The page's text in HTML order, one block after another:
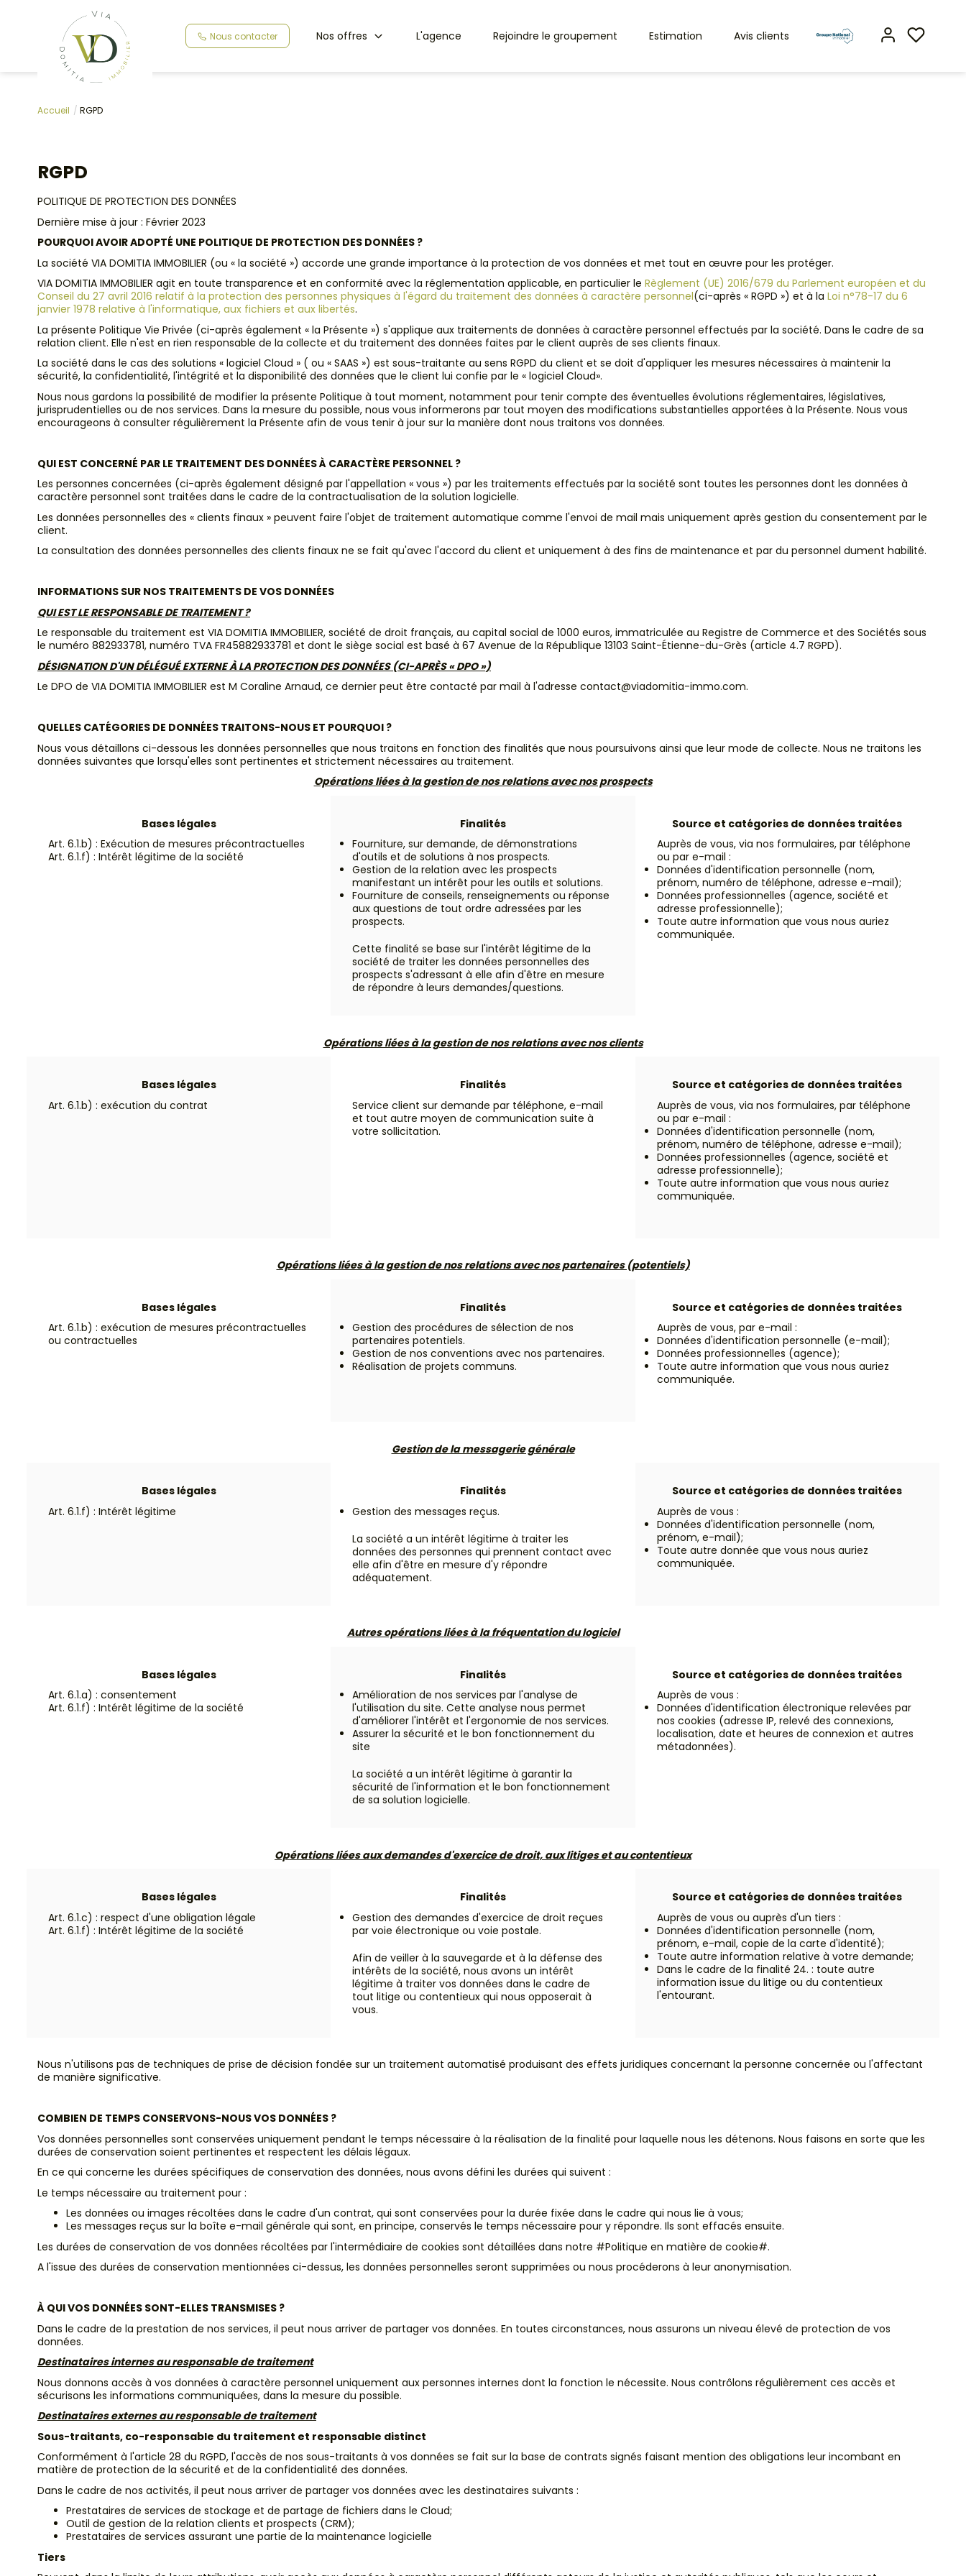
Nous contacter Nos offres L'agence Rejoindre le groupement Estimation Avis clients
Accueil RGPD
RGPD
POLITIQUE DE PROTECTION DES DONNÉES
Dernière mise à jour : Février 2023
POURQUOI AVOIR ADOPTÉ UNE POLITIQUE DE PROTECTION DES DONNÉES ?
La société VIA DOMITIA IMMOBILIER (ou « la société ») accorde une grande importance à la protection de vos données et met tout en œuvre pour les protéger.
VIA DOMITIA IMMOBILIER agit en toute transparence et en conformité avec la réglementation applicable, en particulier le Règlement (UE) 2016/679 du Parlement européen et du
Conseil du 27 avril 2016 relatif à la protection des personnes physiques à l'égard du traitement des données à caractère personnel(ci-après « RGPD ») et à la Loi n°78-17 du 6
janvier 1978 relative à l'informatique, aux fichiers et aux libertés.
La présente Politique Vie Privée (ci-après également « la Présente ») s'applique aux traitements de données à caractère personnel effectués par la société. Dans le cadre de sa
relation client. Elle n'est en rien responsable de la collecte et du traitement des données faites par le client auprès de ses clients finaux.
La société dans le cas des solutions « logiciel Cloud » ( ou « SAAS ») est sous-traitante au sens RGPD du client et se doit d'appliquer les mesures nécessaires à maintenir la
sécurité, la confidentialité, l'intégrité et la disponibilité des données que le client lui confie par le « logiciel Cloud».
Nous nous gardons la possibilité de modifier la présente Politique à tout moment, notamment pour tenir compte des éventuelles évolutions réglementaires, législatives,
jurisprudentielles ou de nos services. Dans la mesure du possible, nous vous informerons par tout moyen des modifications substantielles apportées à la Présente. Nous vous
encourageons à consulter régulièrement la Présente afin de vous tenir à jour sur la manière dont nous traitons vos données.
QUI EST CONCERNÉ PAR LE TRAITEMENT DES DONNÉES À CARACTÈRE PERSONNEL ?
Les personnes concernées (ci-après également désigné par l'appellation « vous ») par les traitements effectués par la société sont toutes les personnes dont les données à
caractère personnel sont traitées dans le cadre de la contractualisation de la solution logicielle.
Les données personnelles des « clients finaux » peuvent faire l'objet de traitement automatique comme l'envoi de mail mais uniquement après gestion du consentement par le
client.
La consultation des données personnelles des clients finaux ne se fait qu'avec l'accord du client et uniquement à des fins de maintenance et par du personnel dument habilité.
INFORMATIONS SUR NOS TRAITEMENTS DE VOS DONNÉES
QUI EST LE RESPONSABLE DE TRAITEMENT ?
Le responsable du traitement est VIA DOMITIA IMMOBILIER, société de droit français, au capital social de 1000 euros, immatriculée au Registre de Commerce et des Sociétés sous
le numéro 882933781, numéro TVA FR45882933781 et dont le siège social est basé à 67 Avenue de la République 13103 Saint-Étienne-du-Grès (article 4.7 RGPD).
DÉSIGNATION D'UN DÉLÉGUÉ EXTERNE À LA PROTECTION DES DONNÉES (CI-APRÈS « DPO »)
Le DPO de VIA DOMITIA IMMOBILIER est M Coraline Arnaud, ce dernier peut être contacté par mail à l'adresse contact@viadomitia-immo.com.
QUELLES CATÉGORIES DE DONNÉES TRAITONS-NOUS ET POURQUOI ?
Nous vous détaillons ci-dessous les données personnelles que nous traitons en fonction des finalités que nous poursuivons ainsi que leur mode de collecte. Nous ne traitons les
données suivantes que lorsqu'elles sont pertinentes et strictement nécessaires au traitement.
Opérations liées à la gestion de nos relations avec nos prospects
Bases légales
Art. 6.1.b) : Exécution de mesures précontractuelles
Art. 6.1.f) : Intérêt légitime de la société
Finalités
Fourniture, sur demande, de démonstrations
d'outils et de solutions à nos prospects.
Gestion de la relation avec les prospects
manifestant un intérêt pour les outils et solutions.
Fourniture de conseils, renseignements ou réponse
aux questions de tout ordre adressées par les
prospects.
Cette finalité se base sur l'intérêt légitime de la
société de traiter les données personnelles des
prospects s'adressant à elle afin d'être en mesure
de répondre à leurs demandes/questions.
Source et catégories de données traitées
Auprès de vous, via nos formulaires, par téléphone
ou par e-mail :
Données d'identification personnelle (nom,
prénom, numéro de téléphone, adresse e-mail);
Données professionnelles (agence, société et
adresse professionnelle);
Toute autre information que vous nous auriez
communiquée.
Opérations liées à la gestion de nos relations avec nos clients
Bases légales
Art. 6.1.b) : exécution du contrat
Finalités
Service client sur demande par téléphone, e-mail
et tout autre moyen de communication suite à
votre sollicitation.
Source et catégories de données traitées
Auprès de vous, via nos formulaires, par téléphone
ou par e-mail :
Données d'identification personnelle (nom,
prénom, numéro de téléphone, adresse e-mail);
Données professionnelles (agence, société et
adresse professionnelle);
Toute autre information que vous nous auriez
communiquée.
Opérations liées à la gestion de nos relations avec nos partenaires (potentiels)
Bases légales
Art. 6.1.b) : exécution de mesures précontractuelles
ou contractuelles
Finalités
Gestion des procédures de sélection de nos
partenaires potentiels.
Gestion de nos conventions avec nos partenaires.
Réalisation de projets communs.
Source et catégories de données traitées
Auprès de vous, par e-mail :
Données d'identification personnelle (e-mail);
Données professionnelles (agence);
Toute autre information que vous nous auriez
communiquée.
Gestion de la messagerie générale
Bases légales
Art. 6.1.f) : Intérêt légitime
Finalités
Gestion des messages reçus.
La société a un intérêt légitime à traiter les
données des personnes qui prennent contact avec
elle afin d'être en mesure d'y répondre
adéquatement.
Source et catégories de données traitées
Auprès de vous :
Données d'identification personnelle (nom,
prénom, e-mail);
Toute autre donnée que vous nous auriez
communiquée.
Autres opérations liées à la fréquentation du logiciel
Bases légales
Art. 6.1.a) : consentement
Art. 6.1.f) : Intérêt légitime de la société
Finalités
Amélioration de nos services par l'analyse de
l'utilisation du site. Cette analyse nous permet
d'améliorer l'intérêt et l'ergonomie de nos services.
Assurer la sécurité et le bon fonctionnement du
site
La société a un intérêt légitime à garantir la
sécurité de l'information et le bon fonctionnement
de sa solution logicielle.
Source et catégories de données traitées
Auprès de vous :
Données d'identification électronique relevées par
nos cookies (adresse IP, relevé des connexions,
localisation, date et heures de connexion et autres
métadonnées).
Opérations liées aux demandes d'exercice de droit, aux litiges et au contentieux
Bases légales
Art. 6.1.c) : respect d'une obligation légale
Art. 6.1.f) : Intérêt légitime de la société
Finalités
Gestion des demandes d'exercice de droit reçues
par voie électronique ou voie postale.
Afin de veiller à la sauvegarde et à la défense des
intérêts de la société, nous avons un intérêt
légitime à traiter vos données dans le cadre de
tout litige ou contentieux qui nous opposerait à
vous.
Source et catégories de données traitées
Auprès de vous ou auprès d'un tiers :
Données d'identification personnelle (nom,
prénom, e-mail, copie de la carte d'identité);
Toute autre information relative à votre demande;
Dans le cadre de la finalité 24. : toute autre
information issue du litige ou du contentieux
l'entourant.
Nous n'utilisons pas de techniques de prise de décision fondée sur un traitement automatisé produisant des effets juridiques concernant la personne concernée ou l'affectant
de manière significative.
COMBIEN DE TEMPS CONSERVONS-NOUS VOS DONNÉES ?
Vos données personnelles sont conservées uniquement pendant le temps nécessaire à la réalisation de la finalité pour laquelle nous les détenons. Nous faisons en sorte que les
durées de conservation soient pertinentes et respectent les délais légaux.
En ce qui concerne les durées spécifiques de conservation des données, nous avons défini les durées qui suivent :
Le temps nécessaire au traitement pour :
Les données ou images récoltées dans le cadre d'un contrat, qui sont conservées pour la durée fixée dans le cadre qui nous lie à vous;
Les messages reçus sur la boîte e-mail générale qui sont, en principe, conservés le temps nécessaire pour y répondre. Ils sont effacés ensuite.
Les durées de conservation de vos données récoltées par l'intermédiaire de cookies sont détaillées dans notre #Politique en matière de cookie#.
A l'issue des durées de conservation mentionnées ci-dessus, les données personnelles seront supprimées ou nous procéderons à leur anonymisation.
À QUI VOS DONNÉES SONT-ELLES TRANSMISES ?
Dans le cadre de la prestation de nos services, il peut nous arriver de partager vos données. En toutes circonstances, nous assurons un niveau élevé de protection de vos
données.
Destinataires internes au responsable de traitement
Nous donnons accès à vos données à caractère personnel uniquement aux personnes internes dont la fonction le nécessite. Nous contrôlons régulièrement ces accès et
sécurisons les informations communiquées, dans la mesure du possible.
Destinataires externes au responsable de traitement
Sous-traitants, co-responsable du traitement et responsable distinct
Conformément à l'article 28 du RGPD, l'accès de nos sous-traitants à vos données se fait sur la base de contrats signés faisant mention des obligations leur incombant en
matière de protection de la sécurité et de la confidentialité des données.
Dans le cadre de nos activités, il peut nous arriver de partager vos données avec les destinataires suivants :
Prestataires de services de stockage et de partage de fichiers dans le Cloud;
Outil de gestion de la relation clients et prospects (CRM);
Prestataires de services assurant une partie de la maintenance logicielle
Tiers